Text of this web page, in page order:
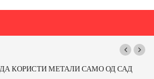
КОРИСТИ МЕТАЛИ САМО ОД САД